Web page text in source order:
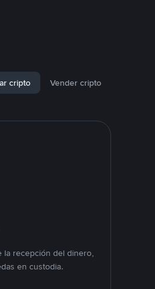
cripto Vender cripto
la recepción del dinero,
en custodia.